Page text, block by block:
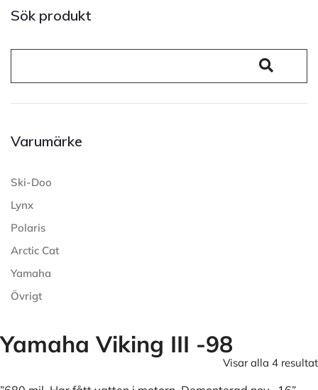
Sök produkt
Varumärke
Ski-Doo
Lynx
Polaris
Arctic Cat
Yamaha
Övrigt
Yamaha Viking III -98
Visar alla 4 resultat